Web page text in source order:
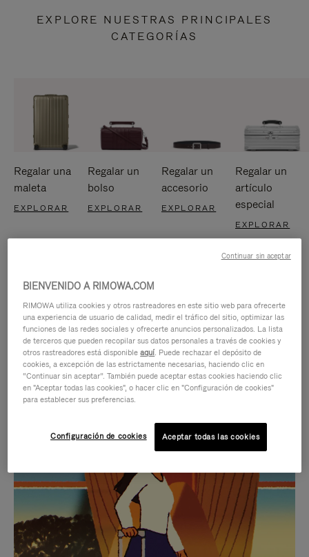
EXPLORE NUESTRAS PRINCIPALES
CATEGORÍAS
Regalar una
maleta
EXPLORAR
Regalar un
bolso
EXPLORAR
Regalar un
accesorio
EXPLORAR
Regalar un
artículo
especial
EXPLORAR
VÍDEO
NO
ESTÁ
PAUSADO,
PULSE
SONIDO
DEL
VÍDEO
ESTÁ
DESACTIVADO:
IDAS DE REGALO CUIDADOSAMENTE ELEGIDAS
Encuentre su compañero de
viaje ideal
BIENVENIDO A RIMOWA.COM
RIMOWA utiliza cookies y otros rastreadores en este sitio web para ofrecerte
una experiencia de usuario de calidad, medir el tráfico del sitio, optimizar las
funciones de las redes sociales y ofrecerte anuncios personalizados. La lista
de terceros que pueden recopilar sus datos personales a través de cookies y
otros rastreadores está disponibleaquí. Puede rechazar el depósito de
cookies, a excepción de las estrictamente necesarias, haciendo clic en
“Continuar sin aceptar”. También puede aceptar estas cookies haciendo clic
en "Aceptar todas las cookies", o hacer clic en "Configuración de cookies"
para establecer sus preferencias.
Configuración de cookies Aceptar todas las cookies
Continuar sin aceptar